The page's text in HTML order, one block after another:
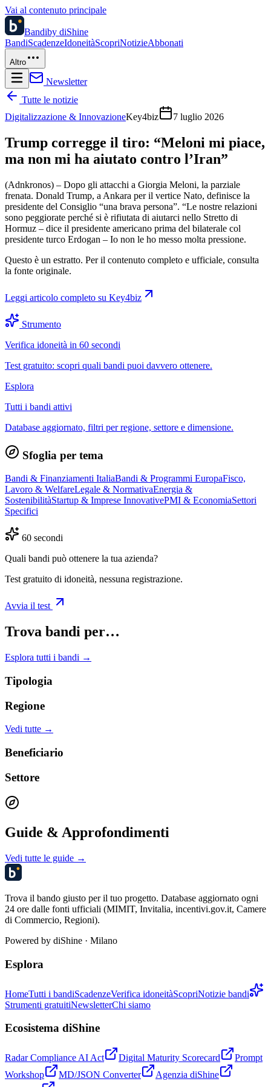
Vai al contenuto principale
Bandiby diShine
BandiScadenzeIdoneitàScopriNotizieAbbonati
Altro
Newsletter
Tutte le notizie
Digitalizzazione & InnovazioneKey4biz 7 luglio 2026
Trump corregge il tiro: “Meloni mi piace,
ma non mi ha aiutato contro l’Iran”
(Adnkronos) – Dopo gli attacchi a Giorgia Meloni, la parziale
frenata. Donald Trump, a Ankara per il vertice Nato, definisce la
presidente del Consiglio “una brava persona”. “Le nostre relazioni
sono peggiorate perché si è rifiutata di aiutarci nello Stretto di
Hormuz – dice il presidente americano prima del bilaterale col
presidente turco Erdogan – Io non le ho messo molta pressione.
Questo è un estratto. Per il contenuto completo e ufficiale, consulta
la fonte originale.
Leggi articolo completo su Key4biz
Strumento
Verifica idoneità in 60 secondi
Test gratuito: scopri quali bandi puoi davvero ottenere.
Esplora
Tutti i bandi attivi
Database aggiornato, filtri per regione, settore e dimensione.
Sfoglia per tema
Bandi & Finanziamenti ItaliaBandi & Programmi EuropaFisco,
Lavoro & WelfareLegale & NormativaEnergia &
SostenibilitàStartup & Imprese InnovativePMI & EconomiaSettori
Specifici
60 secondi
Quali bandi può ottenere la tua azienda?
Test gratuito di idoneità, nessuna registrazione.
Avvia il test
Trova bandi per…
Esplora tutti i bandi →
Tipologia
Regione
Vedi tutte →
Beneficiario
Settore
Guide & Approfondimenti
Vedi tutte le guide →
Trova il bando giusto per il tuo progetto. Database aggiornato ogni
24 ore dalle fonti ufficiali (MIMIT, Invitalia, incentivi.gov.it, Camere
di Commercio, Regioni).
Powered by diShine · Milano
Esplora
HomeTutti i bandiScadenzeVerifica idoneitàScopriNotizie bandi
Strumenti gratuitiNewsletterChi siamo
Ecosistema diShine
Radar Compliance AI Act Digital Maturity Scorecard
Prompt
Workshop
MD/JSON Converter
Agenzia diShine